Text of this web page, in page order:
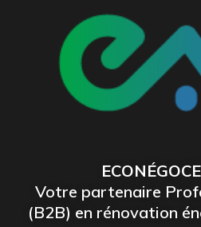
ECONÉGOCE
Votre partenaire
(B2B) en rénovation